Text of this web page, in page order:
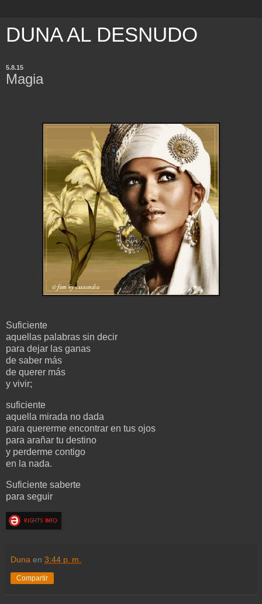
DUNA AL DESNUDO
5.8.15
Magia
Suficiente
aquellas palabras sin decir
para dejar las ganas
de saber más
de querer más
y vivir;
suficiente
aquella mirada no dada
para quererme encontrar en tus ojos
para arañar tu destino
y perderme contigo
en la nada.
Suficiente saberte
para seguir
Duna en 3:44 p. m.
Compartir